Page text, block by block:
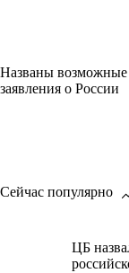
Названы
заявления о России
Сейчас популярно
ЦБ